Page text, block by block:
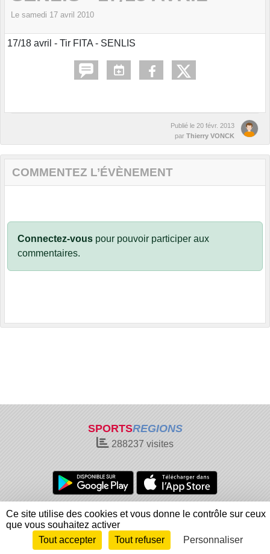
Le samedi 17 avril 2010
17/18 avril - Tir FITA - SENLIS
Publié le 20 févr. 2013
par Thierry VONCK
COMMENTEZ L’ÉVÈNEMENT
Connectez-vous pour pouvoir participer aux
commentaires.
SPORTSREGIONS
288237 visites
Charte cookies
Gestion des cookies
Informations légales
Signaler un contenu inapproprié
Envie de participer ?
Connexion
Ce site utilise des cookies et vous donne le contrôle sur ceux
que vous souhaitez activer
Tout accepter
Tout refuser Personnaliser